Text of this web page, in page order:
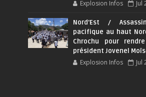
Explosion Infos Jul
Nord'Est /
pacifique au haut
Chrochu pour
président Jovenel
Explosion Infos Jul